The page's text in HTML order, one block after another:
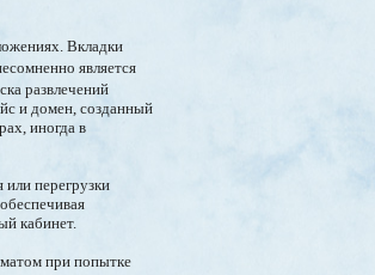
Вкладки
является
развлечений
и домен, созданный
иногда в
перегрузки
кабинет.
при попытке